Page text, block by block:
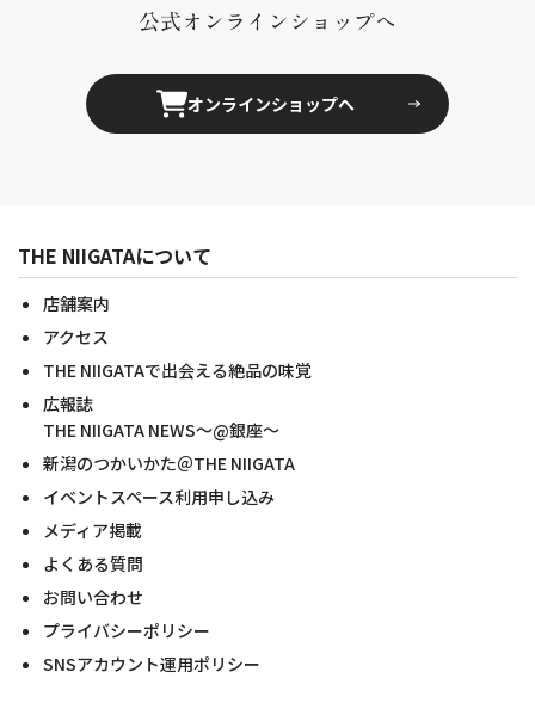
公式オンラインショップへ
オンラインショップへ
THE NIIGATAについて
店舗案内
アクセス
THE NIIGATAで出会える絶品の味覚
広報誌
THE NIIGATA NEWS～@銀座～
新潟のつかいかた＠THE NIIGATA
イベントスペース利用申し込み
メディア掲載
よくある質問
お問い合わせ
プライバシーポリシー
SNSアカウント運用ポリシー